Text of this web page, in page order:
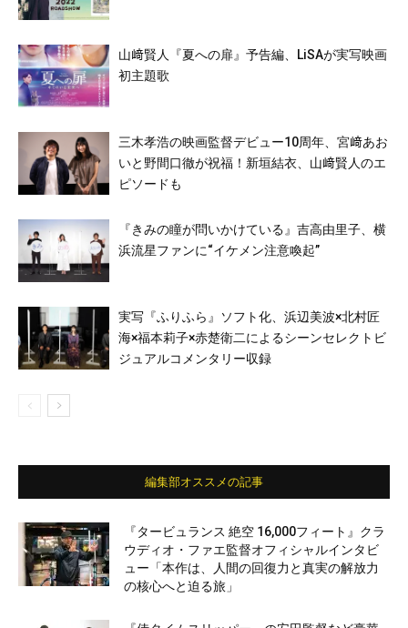
山﨑賢人『夏への扉』予告編、LiSAが実写映画
初主題歌
三木孝浩の映画監督デビュー10周年、宮﨑あお
いと野間口徹が祝福！新垣結衣、山﨑賢人のエ
ピソードも
『きみの瞳が問いかけている』吉高由里子、横
浜流星ファンに“イケメン注意喚起”
実写『ふりふら』ソフト化、浜辺美波×北村匠
海×福本莉子×赤楚衛二によるシーンセレクトビ
ジュアルコメンタリー収録
編集部オススメの記事
『タービュランス 絶空 16,000フィート』クラ
ウディオ・ファエ監督オフィシャルインタビ
ュー「本作は、人間の回復力と真実の解放力
の核心へと迫る旅」